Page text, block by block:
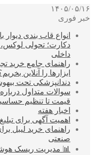
۱۴۰۵/۰۵/۱۶
خبر فوری
انواع قاب بندی
دکارت؛ تحولی
داخلی
راهنمای جامع خرید
ابزارها را آنلاین
دندانپزشکی تحت
سوالات متداول
قیمت تا تنظیم
اخبار هفته
اهمیت آگهی برای
راهنمای خرید لیبل
صنعتی
📊 مدیریت ریسک